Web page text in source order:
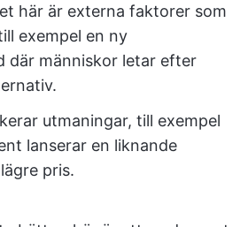
här är externa faktorer som
exempel en ny
där människor letar efter
utmaningar, till exempel
lanserar en liknande
pris.